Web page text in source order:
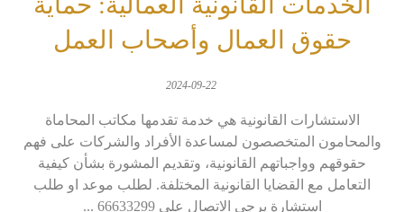
حقوق العمال وأصحاب العمل
2024-09-22
الاستشارات القانونية هي خدمة تقدمها مكاتب المحاماة
والمحامون المتخصصون لمساعدة الأفراد والشركات على فهم
حقوقهم وواجباتهم القانونية، وتقديم المشورة بشأن كيفية
التعامل مع القضايا القانونية المختلفة. لطلب موعد او طلب
استشارة يرجى الاتصال على 66633299 ...